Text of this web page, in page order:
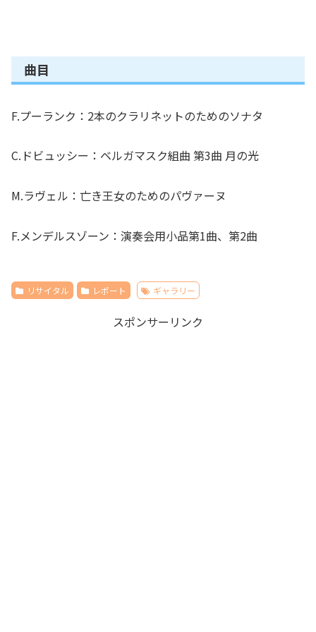
曲目
F.プーランク：2本のクラリネットのためのソナタ
C.ドビュッシー：ベルガマスク組曲 第3曲 月の光
M.ラヴェル：亡き王女のためのパヴァーヌ
F.メンデルスゾーン：演奏会用小品第1曲、第2曲
リサイタル レポート ギャラリー
スポンサーリンク